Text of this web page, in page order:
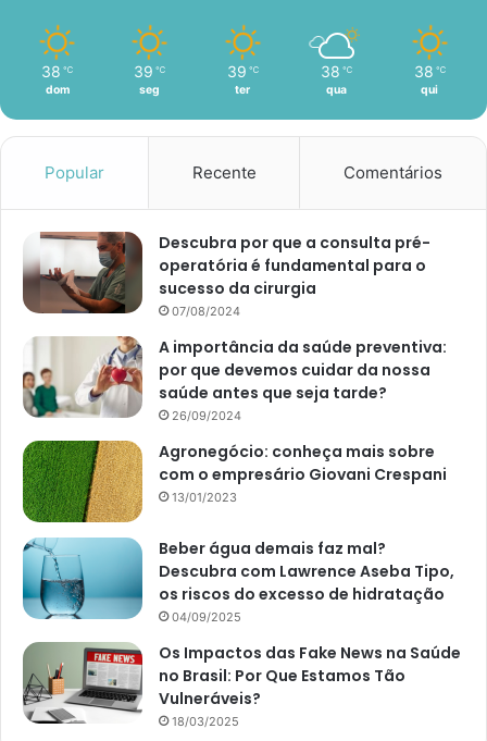
38 ℃
dom
39 ℃
seg
39 ℃
ter
38 ℃
qua
38 ℃
qui
Popular Recente Comentários
Descubra por que a consulta pré-
operatória é fundamental para o
sucesso da cirurgia
07/08/2024
A importância da saúde preventiva:
por que devemos cuidar da nossa
saúde antes que seja tarde?
26/09/2024
Agronegócio: conheça mais sobre
com o empresário Giovani Crespani
13/01/2023
Beber água demais faz mal?
Descubra com Lawrence Aseba Tipo,
os riscos do excesso de hidratação
04/09/2025
Os Impactos das Fake News na Saúde
no Brasil: Por Que Estamos Tão
Vulneráveis?
18/03/2025